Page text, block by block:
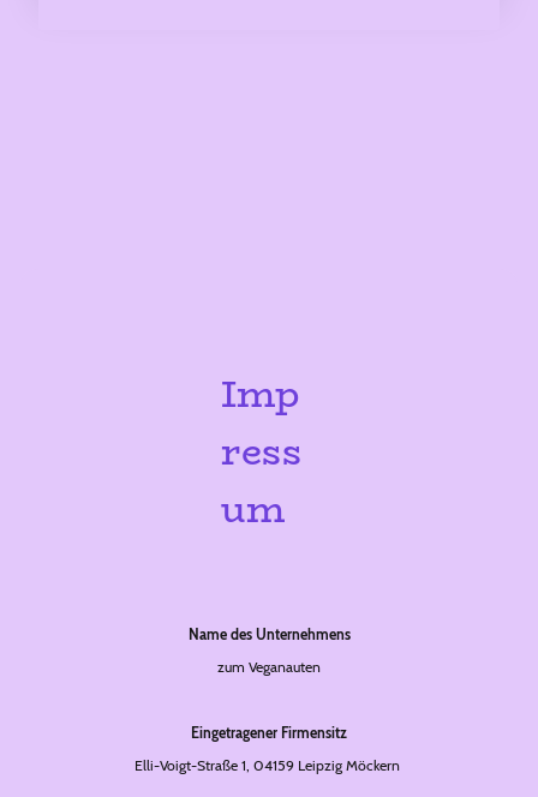
Imp
ress
um
Name des Unternehmens
zum Veganauten
Eingetragener Firmensitz
Elli-Voigt-Straße 1, 04159 Leipzig Möckern